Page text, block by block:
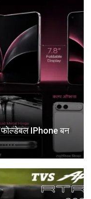
IPhone बन